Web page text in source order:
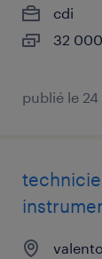
cdi
32
publié le